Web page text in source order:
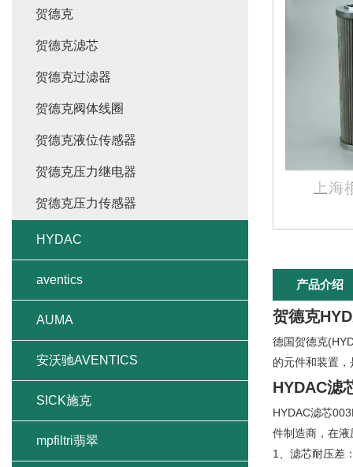
产品介绍
贺德克
德国贺德克
的元件和装置
HYDAC滤
HYDAC滤芯
件制造商，在
1、滤芯耐压差
贺德克
贺德克滤芯
贺德克过滤器
贺德克阀体线圈
贺德克液位传感器
贺德克压力继电器
贺德克压力传感器
HYDAC
aventics
AUMA
安沃驰AVENTICS
SICK施克
mpfiltri翡翠